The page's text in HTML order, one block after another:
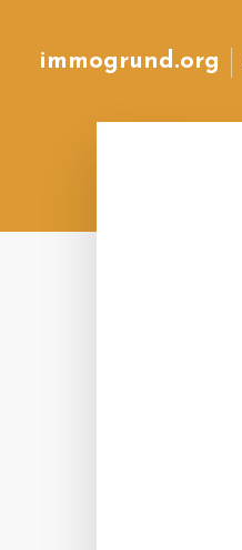
immogrund.org